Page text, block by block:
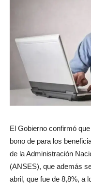
El Gobierno confirmó
bono de para los
de la Administración
(ANSES), que además
abril, que fue de 8,8%, a